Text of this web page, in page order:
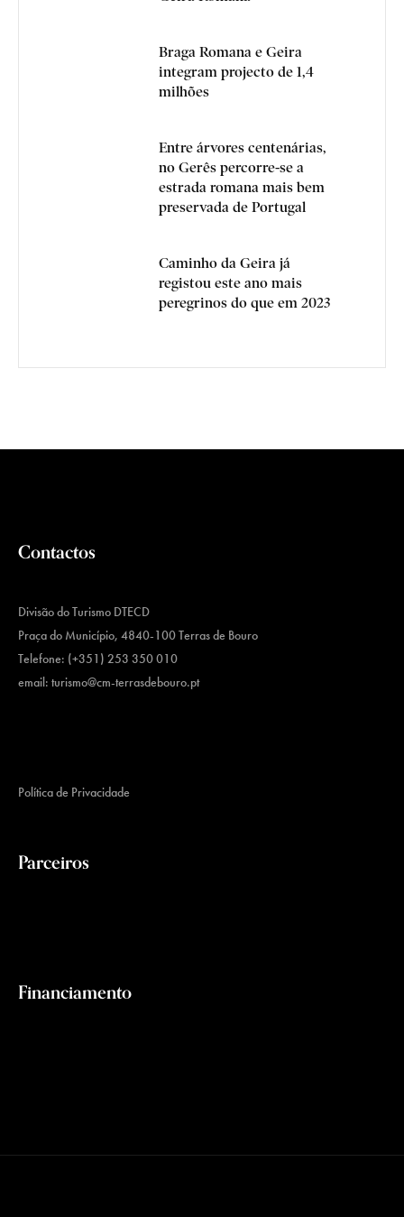
Braga Romana e Geira
integram projecto de 1,4
milhões
Entre árvores centenárias,
no Gerês percorre-se a
estrada romana mais bem
preservada de Portugal
Caminho da Geira já
registou este ano mais
peregrinos do que em 2023
Contactos
Divisão do Turismo DTECD
Praça do Município, 4840-100 Terras de Bouro
Telefone: (+351) 253 350 010
email: turismo@cm-terrasdebouro.pt
Política de Privacidade
Parceiros
Financiamento